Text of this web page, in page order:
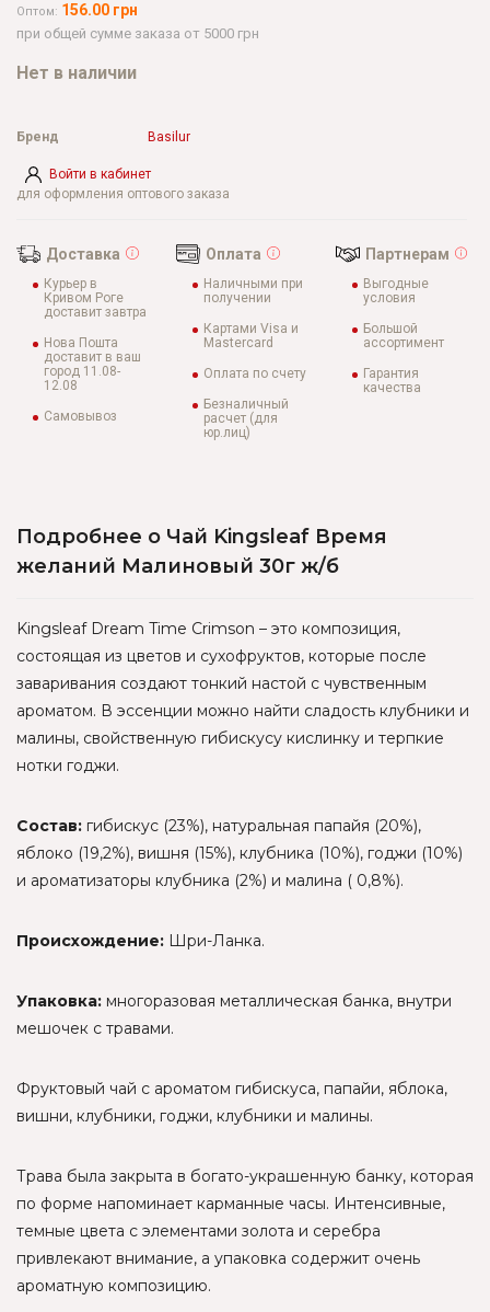
Оптом: 156.00 грн
при общей сумме заказа от 5000 грн
Нет в наличии
Войти в кабинет
для оформления оптового заказа
Бренд Basilur
Доставка
Курьер в
Кривом Роге
доставит завтра
Нова Пошта
доставит в ваш
город 11.08-
12.08
Самовывоз
Оплата
Наличными при
получении
Картами Visa и
Mastercard
Оплата по счету
Безналичный
расчет (для
юр.лиц)
Партнерам
Выгодные
условия
Большой
ассортимент
Гарантия
качества
Подробнее о Чай Kingsleaf Время
желаний Малиновый 30г ж/б
Kingsleaf Dream Time Crimson – это композиция,
состоящая из цветов и сухофруктов, которые после
заваривания создают тонкий настой с чувственным
ароматом. В эссенции можно найти сладость клубники и
малины, свойственную гибискусу кислинку и терпкие
нотки годжи.
Состав: гибискус (23%), натуральная папайя (20%),
яблоко (19,2%), вишня (15%), клубника (10%), годжи (10%)
и ароматизаторы клубника (2%) и малина ( 0,8%).
Происхождение: Шри-Ланка.
Упаковка: многоразовая металлическая банка, внутри
мешочек с травами.
Фруктовый чай с ароматом гибискуса, папайи, яблока,
вишни, клубники, годжи, клубники и малины.
Трава была закрыта в богато-украшенную банку, которая
по форме напоминает карманные часы. Интенсивные,
темные цвета с элементами золота и серебра
привлекают внимание, а упаковка содержит очень
ароматную композицию.